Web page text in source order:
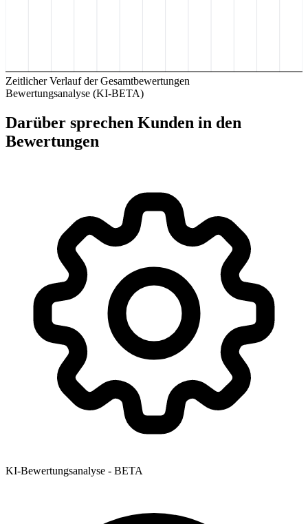
Zeitlicher Verlauf der Gesamtbewertungen
Bewertungsanalyse (KI-BETA)
Darüber sprechen Kunden in den
Bewertungen
KI-Bewertungsanalyse - BETA